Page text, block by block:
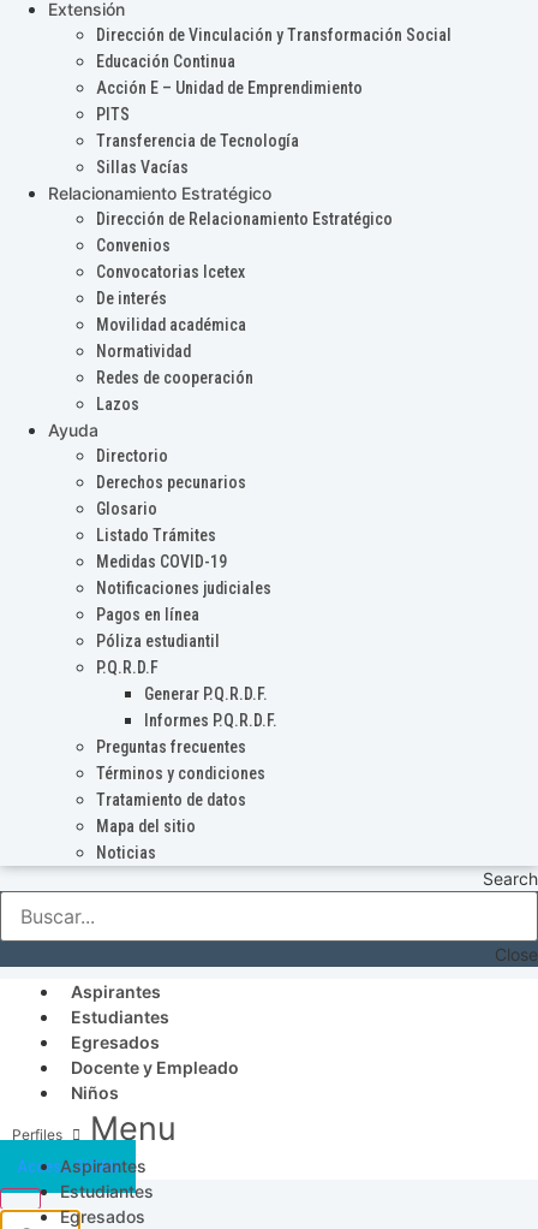
Extensión
Dirección de Vinculación y Transformación Social
Educación Continua
Acción E – Unidad de Emprendimiento
PITS
Transferencia de Tecnología
Sillas Vacías
Relacionamiento Estratégico
Dirección de Relacionamiento Estratégico
Convenios
Convocatorias Icetex
De interés
Movilidad académica
Normatividad
Redes de cooperación
Lazos
Ayuda
Directorio
Derechos pecunarios
Glosario
Listado Trámites
Medidas COVID-19
Notificaciones judiciales
Pagos en línea
Póliza estudiantil
P.Q.R.D.F
Generar P.Q.R.D.F.
Informes P.Q.R.D.F.
Preguntas frecuentes
Términos y condiciones
Tratamiento de datos
Mapa del sitio
Noticias
Search
Close
Aspirantes
Estudiantes
Egresados
Docente y Empleado
Niños
Menu
Aspirantes
Estudiantes
Egresados
Acceso SICAU